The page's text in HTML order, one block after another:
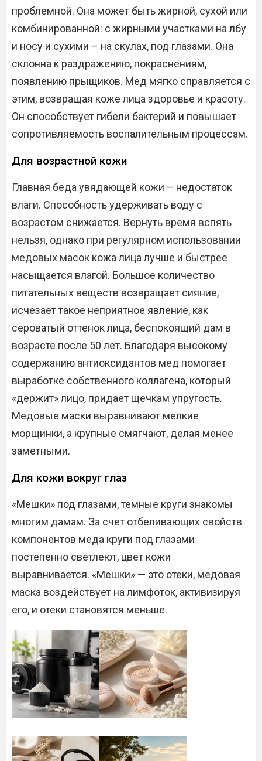
проблемной. Она может быть жирной, сухой или
комбинированной: с жирными участками на лбу
и носу и сухими – на скулах, под глазами. Она
склонна к раздражению, покраснениям,
появлению прыщиков. Мед мягко справляется с
этим, возвращая коже лица здоровье и красоту.
Он способствует гибели бактерий и повышает
сопротивляемость воспалительным процессам.
Для возрастной кожи
Главная беда увядающей кожи – недостаток
влаги. Способность удерживать воду с
возрастом снижается. Вернуть время вспять
нельзя, однако при регулярном использовании
медовых масок кожа лица лучше и быстрее
насыщается влагой. Большое количество
питательных веществ возвращает сияние,
исчезает такое неприятное явление, как
сероватый оттенок лица, беспокоящий дам в
возрасте после 50 лет. Благодаря высокому
содержанию антиоксидантов мед помогает
выработке собственного коллагена, который
«держит» лицо, придает щечкам упругость.
Медовые маски выравнивают мелкие
морщинки, а крупные смягчают, делая менее
заметными.
Для кожи вокруг глаз
«Мешки» под глазами, темные круги знакомы
многим дамам. За счет отбеливающих свойств
компонентов меда круги под глазами
постепенно светлеют, цвет кожи
выравнивается. «Мешки» — это отеки, медовая
маска воздействует на лимфоток, активизируя
его, и отеки становятся меньше.